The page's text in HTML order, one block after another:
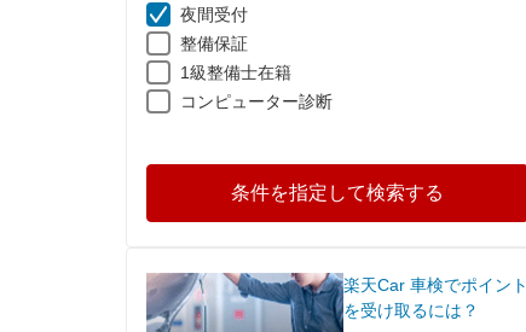
夜間受付
整備保証
1級整備士在籍
コンピューター診断
条件を指定して検索する
楽天Car 車検でポイント
を受け取るには？